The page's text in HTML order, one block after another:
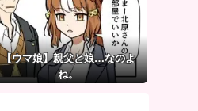
【ウマ娘】親父と娘…なのよ
ね。